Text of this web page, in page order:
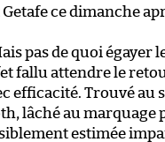
ce dimanche
pas de quoi égayer
fallu attendre le
efficacité. Trouvé au
lâché au marquage
estimée